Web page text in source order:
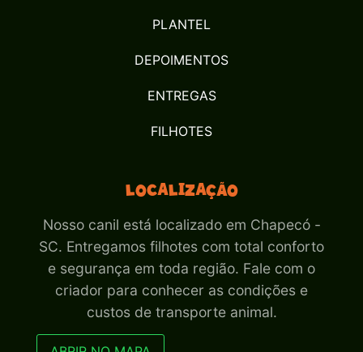
PLANTEL
DEPOIMENTOS
ENTREGAS
FILHOTES
Localização
Nosso canil está localizado em Chapecó -
SC. Entregamos filhotes com total conforto
e segurança em toda região. Fale com o
criador para conhecer as condições e
custos de transporte animal.